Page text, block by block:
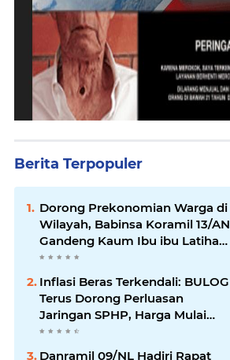
Berita Terpopuler
Dorong Prekonomian Warga di
Wilayah, Babinsa Koramil 13/AN
Gandeng Kaum Ibu ibu Latihan
Jahit Menjahit
Inflasi Beras Terkendali: BULOG
Terus Dorong Perluasan
Jaringan SPHP, Harga Mulai
Turun di Ratusan Daerah
Danramil 09/NL Hadiri Rapat